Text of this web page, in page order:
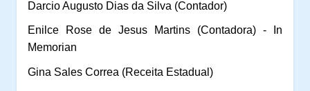
Darcio Augusto Dias da Silva (Contador)
Enilce Rose de Jesus Martins (Contadora) - In
Memorian
Gina Sales Correa (Receita Estadual)